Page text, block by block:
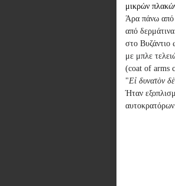
μικρών
Άρα πάνω από
από
στο Βυζάντιο
με μπλε
(coat of arms
"Εἰ δυνατὸν
Ήταν
αυτοκρατόρων.